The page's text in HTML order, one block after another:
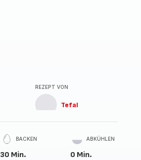
REZEPT VON
Tefal
BACKEN
30 Min.
ABKÜHLEN
0 Min.